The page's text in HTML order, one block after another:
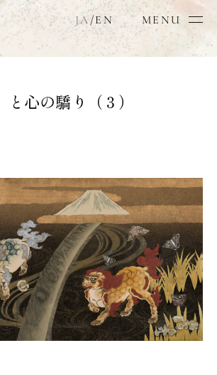
JA/EN MENU
心の驕り（３）